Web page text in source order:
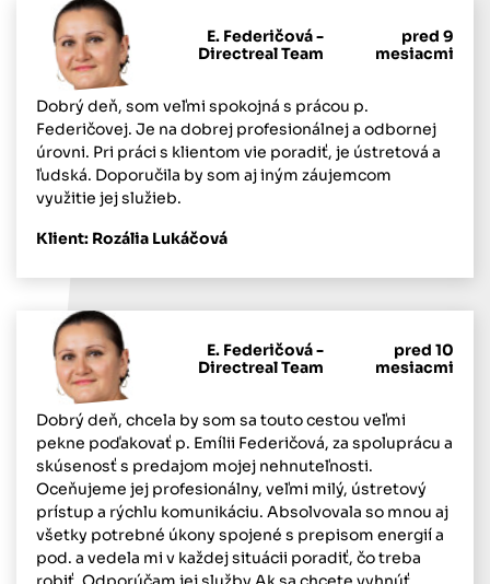
E. Federičová -
Directreal Team
pred 9
mesiacmi
Dobrý deň, som veľmi spokojná s prácou p.
Federičovej. Je na dobrej profesionálnej a odbornej
úrovni. Pri práci s klientom vie poradiť, je ústretová a
ľudská. Doporučila by som aj iným záujemcom
využitie jej služieb.
Klient: Rozália Lukáčová
E. Federičová -
Directreal Team
pred 10
mesiacmi
Dobrý deň, chcela by som sa touto cestou veľmi
pekne poďakovať p. Emílii Federičová, za spoluprácu a
skúsenosť s predajom mojej nehnuteľnosti.
Oceňujeme jej profesionálny, veľmi milý, ústretový
prístup a rýchlu komunikáciu. Absolvovala so mnou aj
všetky potrebné úkony spojené s prepisom energií a
pod. a vedela mi v každej situácii poradiť, čo treba